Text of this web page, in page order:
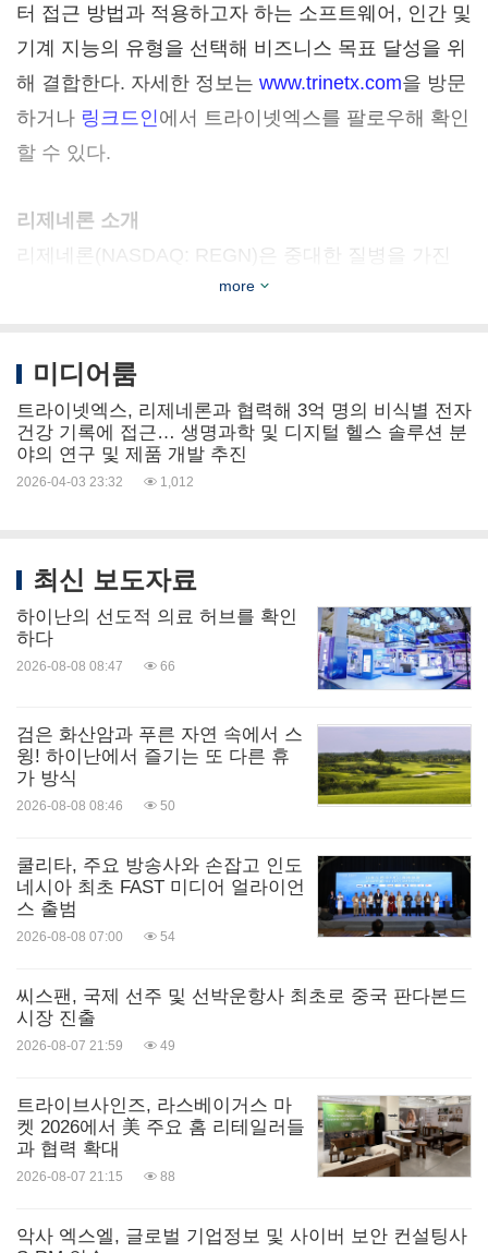
터 접근 방법과 적용하고자 하는 소프트웨어, 인간 및
기계 지능의 유형을 선택해 비즈니스 목표 달성을 위
해 결합한다. 자세한 정보는 www.trinetx.com을 방문
하거나 링크드인에서 트라이넷엑스를 팔로우해 확인
할 수 있다.
리제네론 소개
리제네론(NASDAQ: REGN)은 중대한 질병을 가진
사람들을 위한 삶을 변화시키는 의약품을 발명, 개발
다. 의사-과학자들이 설립하고 이끄는 리제네론은 과
보적인 능력으로 다수의 승인된 치료제와 개발 중인
후보물질을 확보했으며, 이들 중 대부분은 자체 연구
및 대사 질환, 신경 질환, 혈액 질환, 감염성 질환, 희
소 질환 환자를 돕기 위해 설계됐다.
리제네론은 최적화된 완전 인간 항체 및 새로운 종류
®(VelociSuite®)등 독자적인 기술을 활용해 과학적
발견의 경계를 넓히고 신약 개발을 가속화한다. 리제
네론 유전학 센터®의 데이터 기반 인사이트와 선구
하며, 질환을 치료하거나 완치할 수 있는 혁신적인 타
깃과 보완적인 접근 방식을 식별하고 있다.
자세한 내용은 www.Regeneron.com을 방문하거나
링크드인
서 리제네론을 팔로우해 확인할 수 있다.
리제네론 유전학 센터 소개
리제네론 유전학 센터®(RGC®)는 유전체 연구 이니
안 인간 유전학의 힘을 활용해 중요한 신약을 발견하
more
미디어룸
트라이넷엑스, 리제네론과 협력해 3억 명의 비식별 전자
건강 기록에 접근… 생명과학 및 디지털 헬스 솔루션 분
야의 연구 및 제품 개발 추진
2026-04-03 23:32 1,012
최신 보도자료
하이난의 선도적 의료 허브를 확인
하다
2026-08-08 08:47 66
검은 화산암과 푸른 자연 속에서 스
윙! 하이난에서 즐기는 또 다른 휴
가 방식
2026-08-08 08:46 50
쿨리타, 주요 방송사와 손잡고 인도
네시아 최초 FAST 미디어 얼라이언
스 출범
2026-08-08 07:00 54
씨스팬, 국제 선주 및 선박운항사 최초로 중국 판다본드
시장 진출
2026-08-07 21:59 49
트라이브사인즈, 라스베이거스 마
켓 2026에서 美 주요 홈 리테일러들
과 협력 확대
2026-08-07 21:15 88
악사 엑스엘, 글로벌 기업정보 및 사이버 보안 컨설팅사